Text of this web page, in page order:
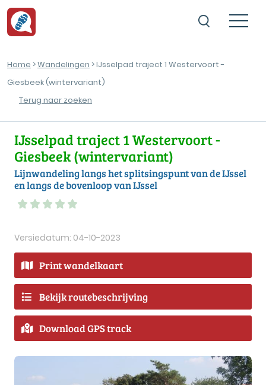
Home >Wandelingen > IJsselpad traject 1 Westervoort -
Giesbeek (wintervariant)
Terug naar zoeken
IJsselpad traject 1 Westervoort -
Giesbeek (wintervariant)
Lijnwandeling langs het splitsingspunt van de IJssel
en langs de bovenloop van IJssel
Versiedatum: 04-10-2023
Print wandelkaart
Bekijk routebeschrijving
Download GPS track